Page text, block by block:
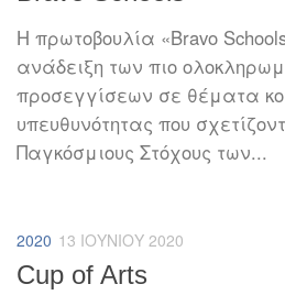
Η πρωτοβουλία «Bravo
ανάδειξη των πιο
προσεγγίσεων σε θέματα
υπευθυνότητας που
Παγκόσμιους Στόχους των...
2020 13 ΙΟΥΝΊΟΥ 2020
Cup of Arts